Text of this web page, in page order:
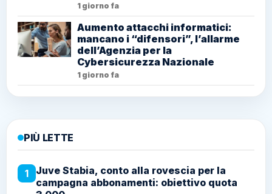
1 giorno fa
Aumento attacchi informatici:
mancano i “difensori”, l’allarme
dell’Agenzia per la
Cybersicurezza Nazionale
1 giorno fa
PIÙ LETTE
1
Juve Stabia, conto alla rovescia per la
campagna abbonamenti: obiettivo quota